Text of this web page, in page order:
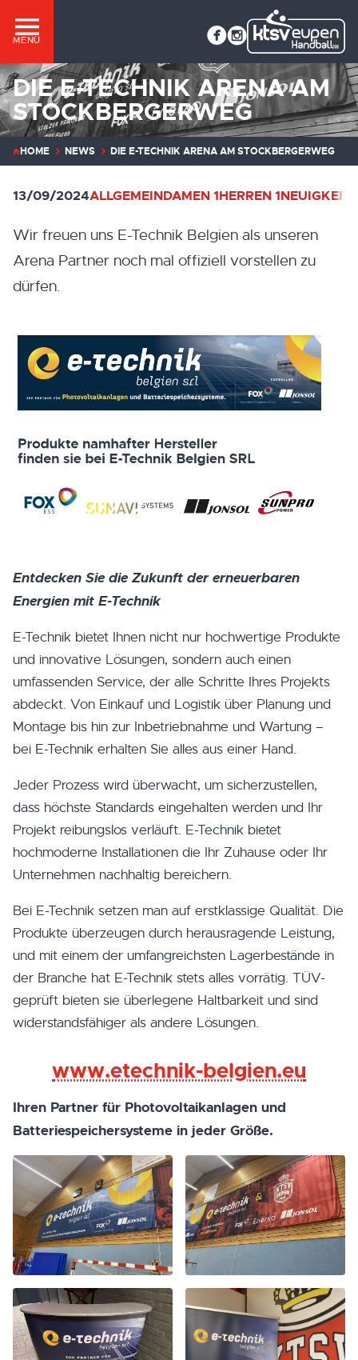
MENÜ
DIE E-TECHNIK ARENA AM
STOCKBERGERWEG
HOME NEWS DIE E-TECHNIK ARENA AM STOCKBERGERWEG
13/09/2024ALLGEMEINDAMEN 1HERREN 1
Wir freuen uns E-Technik Belgien als unseren
Arena Partner noch mal offiziell vorstellen zu
dürfen.
Entdecken Sie die Zukunft der erneuerbaren
Energien mit E-Technik
E-Technik bietet Ihnen nicht nur hochwertige Produkte
und innovative Lösungen, sondern auch einen
umfassenden Service, der alle Schritte Ihres Projekts
abdeckt. Von Einkauf und Logistik über Planung und
Montage bis hin zur Inbetriebnahme und Wartung –
bei E-Technik erhalten Sie alles aus einer Hand.
Jeder Prozess wird überwacht, um sicherzustellen,
dass höchste Standards eingehalten werden und Ihr
Projekt reibungslos verläuft. E-Technik bietet
hochmoderne Installationen die Ihr Zuhause oder Ihr
Unternehmen nachhaltig bereichern.
Bei E-Technik setzen man auf erstklassige Qualität. Die
Produkte überzeugen durch herausragende Leistung,
und mit einem der umfangreichsten Lagerbestände in
der Branche hat E-Technik stets alles vorrätig. TÜV-
geprüft bieten sie überlegene Haltbarkeit und sind
widerstandsfähiger als andere Lösungen.
www.etechnik-belgien.eu
Ihren Partner für Photovoltaikanlagen und
Batteriespeichersysteme in jeder Größe.